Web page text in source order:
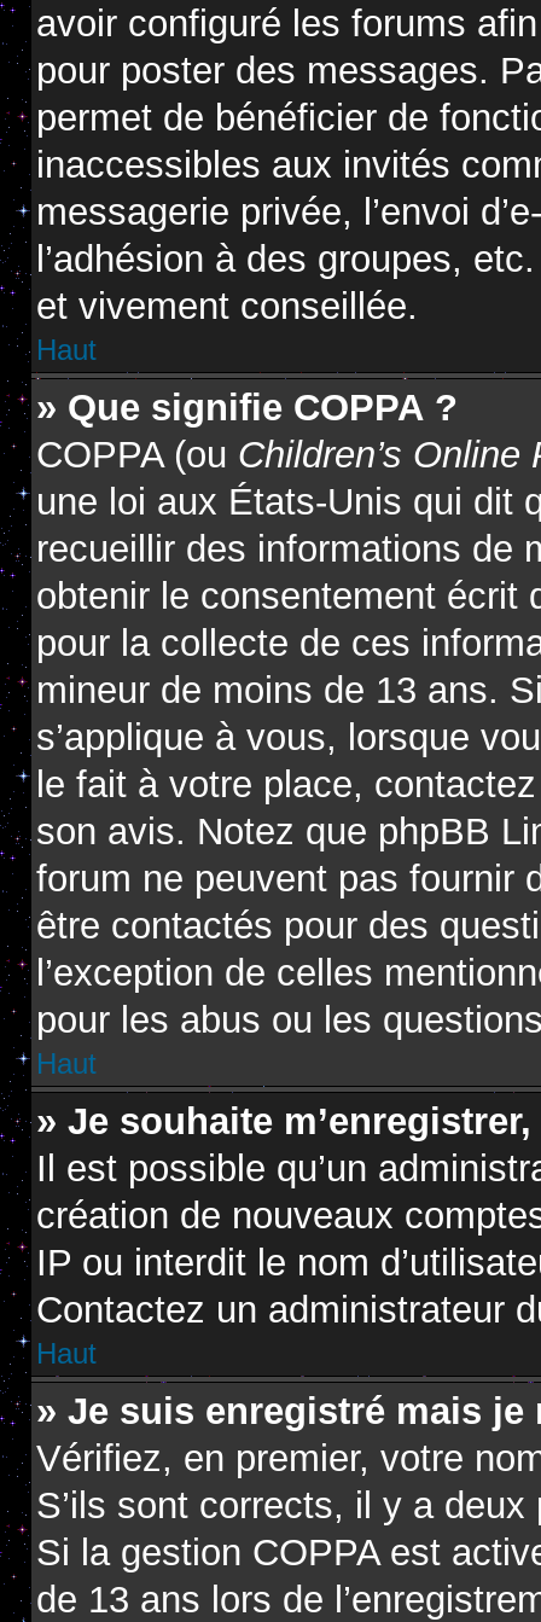
avoir configuré les forums
pour poster des messages.
permet de bénéficier de
inaccessibles aux invités
messagerie privée, l’envoi
l’adhésion à des groupes,
et vivement conseillée.
Haut
» Que signifie COPPA ?
COPPA (ou Children’s
une loi aux États-Unis qui dit
recueillir des informations de
obtenir le consentement écrit
pour la collecte de ces
mineur de moins de 13 ans.
s’applique à vous, lorsque
le fait à votre place,
son avis. Notez que phpBB
forum ne peuvent pas fournir
être contactés pour des
l’exception de celles
pour les abus ou les
Haut
» Je souhaite
Il est possible qu’un
création de nouveaux
IP ou interdit le nom
Contactez un administrateur
Haut
» Je suis enregistré mais
Vérifiez, en premier, votre
S’ils sont corrects, il y a
Si la gestion COPPA est
de 13 ans lors de